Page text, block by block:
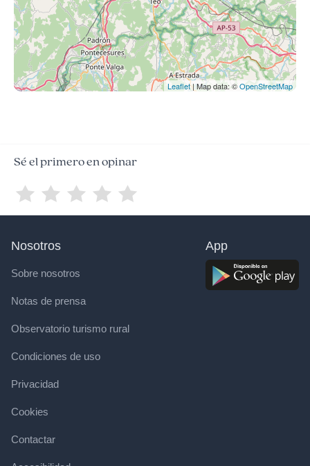
Leaflet| Map data: ©OpenStreetMap
Sé el primero en opinar
Nosotros
Sobre nosotros
Notas de prensa
Observatorio turismo rural
Condiciones de uso
Privacidad
Cookies
Contactar
App